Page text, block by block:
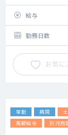
給与
勤務日数
お気に
常勤 病院
高額給与
託児施